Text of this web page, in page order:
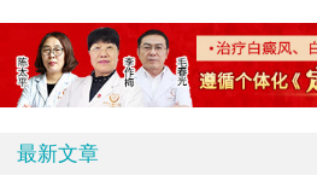
最新文章